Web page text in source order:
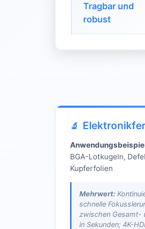
Tragbar und
robust
BGA-Lotkugeln,
Kupferfolien
Mehrwert:
schnelle
zwischen Gesamt-
in Sekunden; 4K-